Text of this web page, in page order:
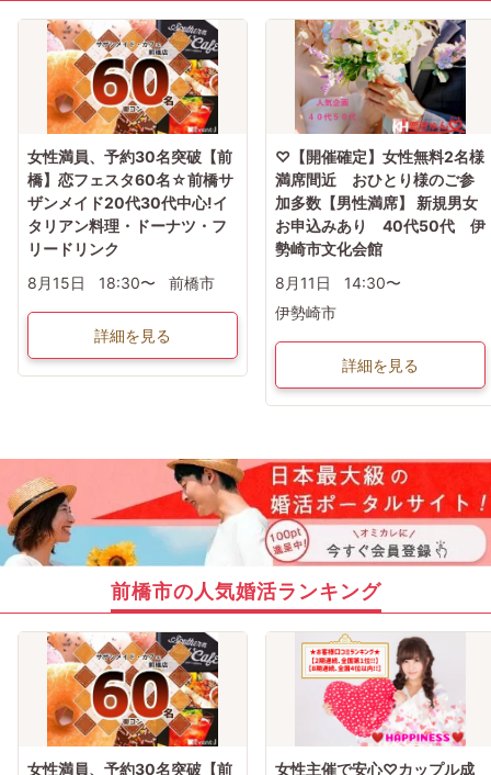
女性満員、予約30名突破【前
橋】恋フェスタ60名☆前橋サ
ザンメイド20代30代中心!イ
タリアン料理・ドーナツ・フ
リードリンク
8月15日
18:30〜 前橋市
詳細を見る
♡【開催確定】女性無料2名様
満席間近 おひとり様のご参
加多数【男性満席】 新規男女
お申込みあり 40代50代 伊
勢崎市文化会館
8月11日
14:30〜
伊勢崎市
詳細を見る
前橋市の人気婚活ランキング
女性満員、予約30名突破【前 女性主催で安心♡カップル成